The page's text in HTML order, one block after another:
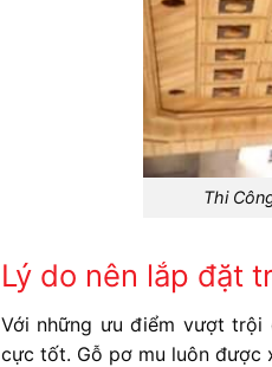
Thi
Lý do nên lắp đặt
Với những ưu điểm vượt trội
cực tốt. Gỗ pơ mu luôn được